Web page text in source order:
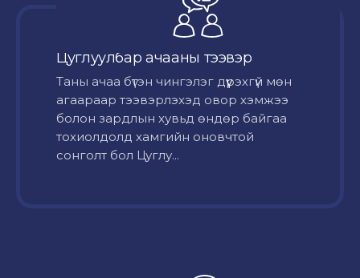
Цуглуулбар ачааны тээвэр
Таны ачаа бүтэн чингэлэг дүүрэхгүй мөн
агаараар тээвэрлэхэд овор хэмжээ
болон зардлын хувьд өндөр байгаа
тохиолдолд хамгийн оновчтой
сонголт бол Цуглу...